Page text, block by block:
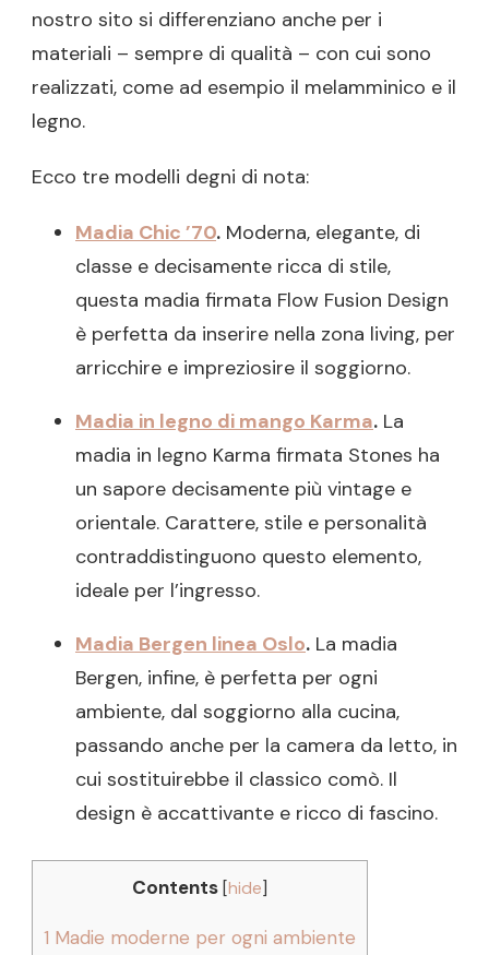
nostro sito si differenziano anche per i
materiali – sempre di qualità – con cui sono
realizzati, come ad esempio il melamminico e il
legno.
Ecco tre modelli degni di nota:
Madia Chic ’70. Moderna, elegante, di
classe e decisamente ricca di stile,
questa madia firmata Flow Fusion Design
è perfetta da inserire nella zona living, per
arricchire e impreziosire il soggiorno.
Madia in legno di mango Karma. La
madia in legno Karma firmata Stones ha
un sapore decisamente più vintage e
orientale. Carattere, stile e personalità
contraddistinguono questo elemento,
ideale per l’ingresso.
Madia Bergen linea Oslo. La madia
Bergen, infine, è perfetta per ogni
ambiente, dal soggiorno alla cucina,
passando anche per la camera da letto, in
cui sostituirebbe il classico comò. Il
design è accattivante e ricco di fascino.
Contents [hide
1 Madie moderne per ogni ambiente